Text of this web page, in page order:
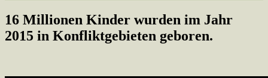
16 Millionen Kinder wurden im Jahr
2015 in Konfliktgebieten geboren.